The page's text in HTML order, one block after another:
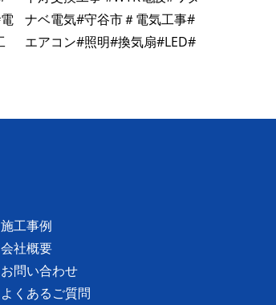
施工事例
会社概要
お問い合わせ
よくあるご質問